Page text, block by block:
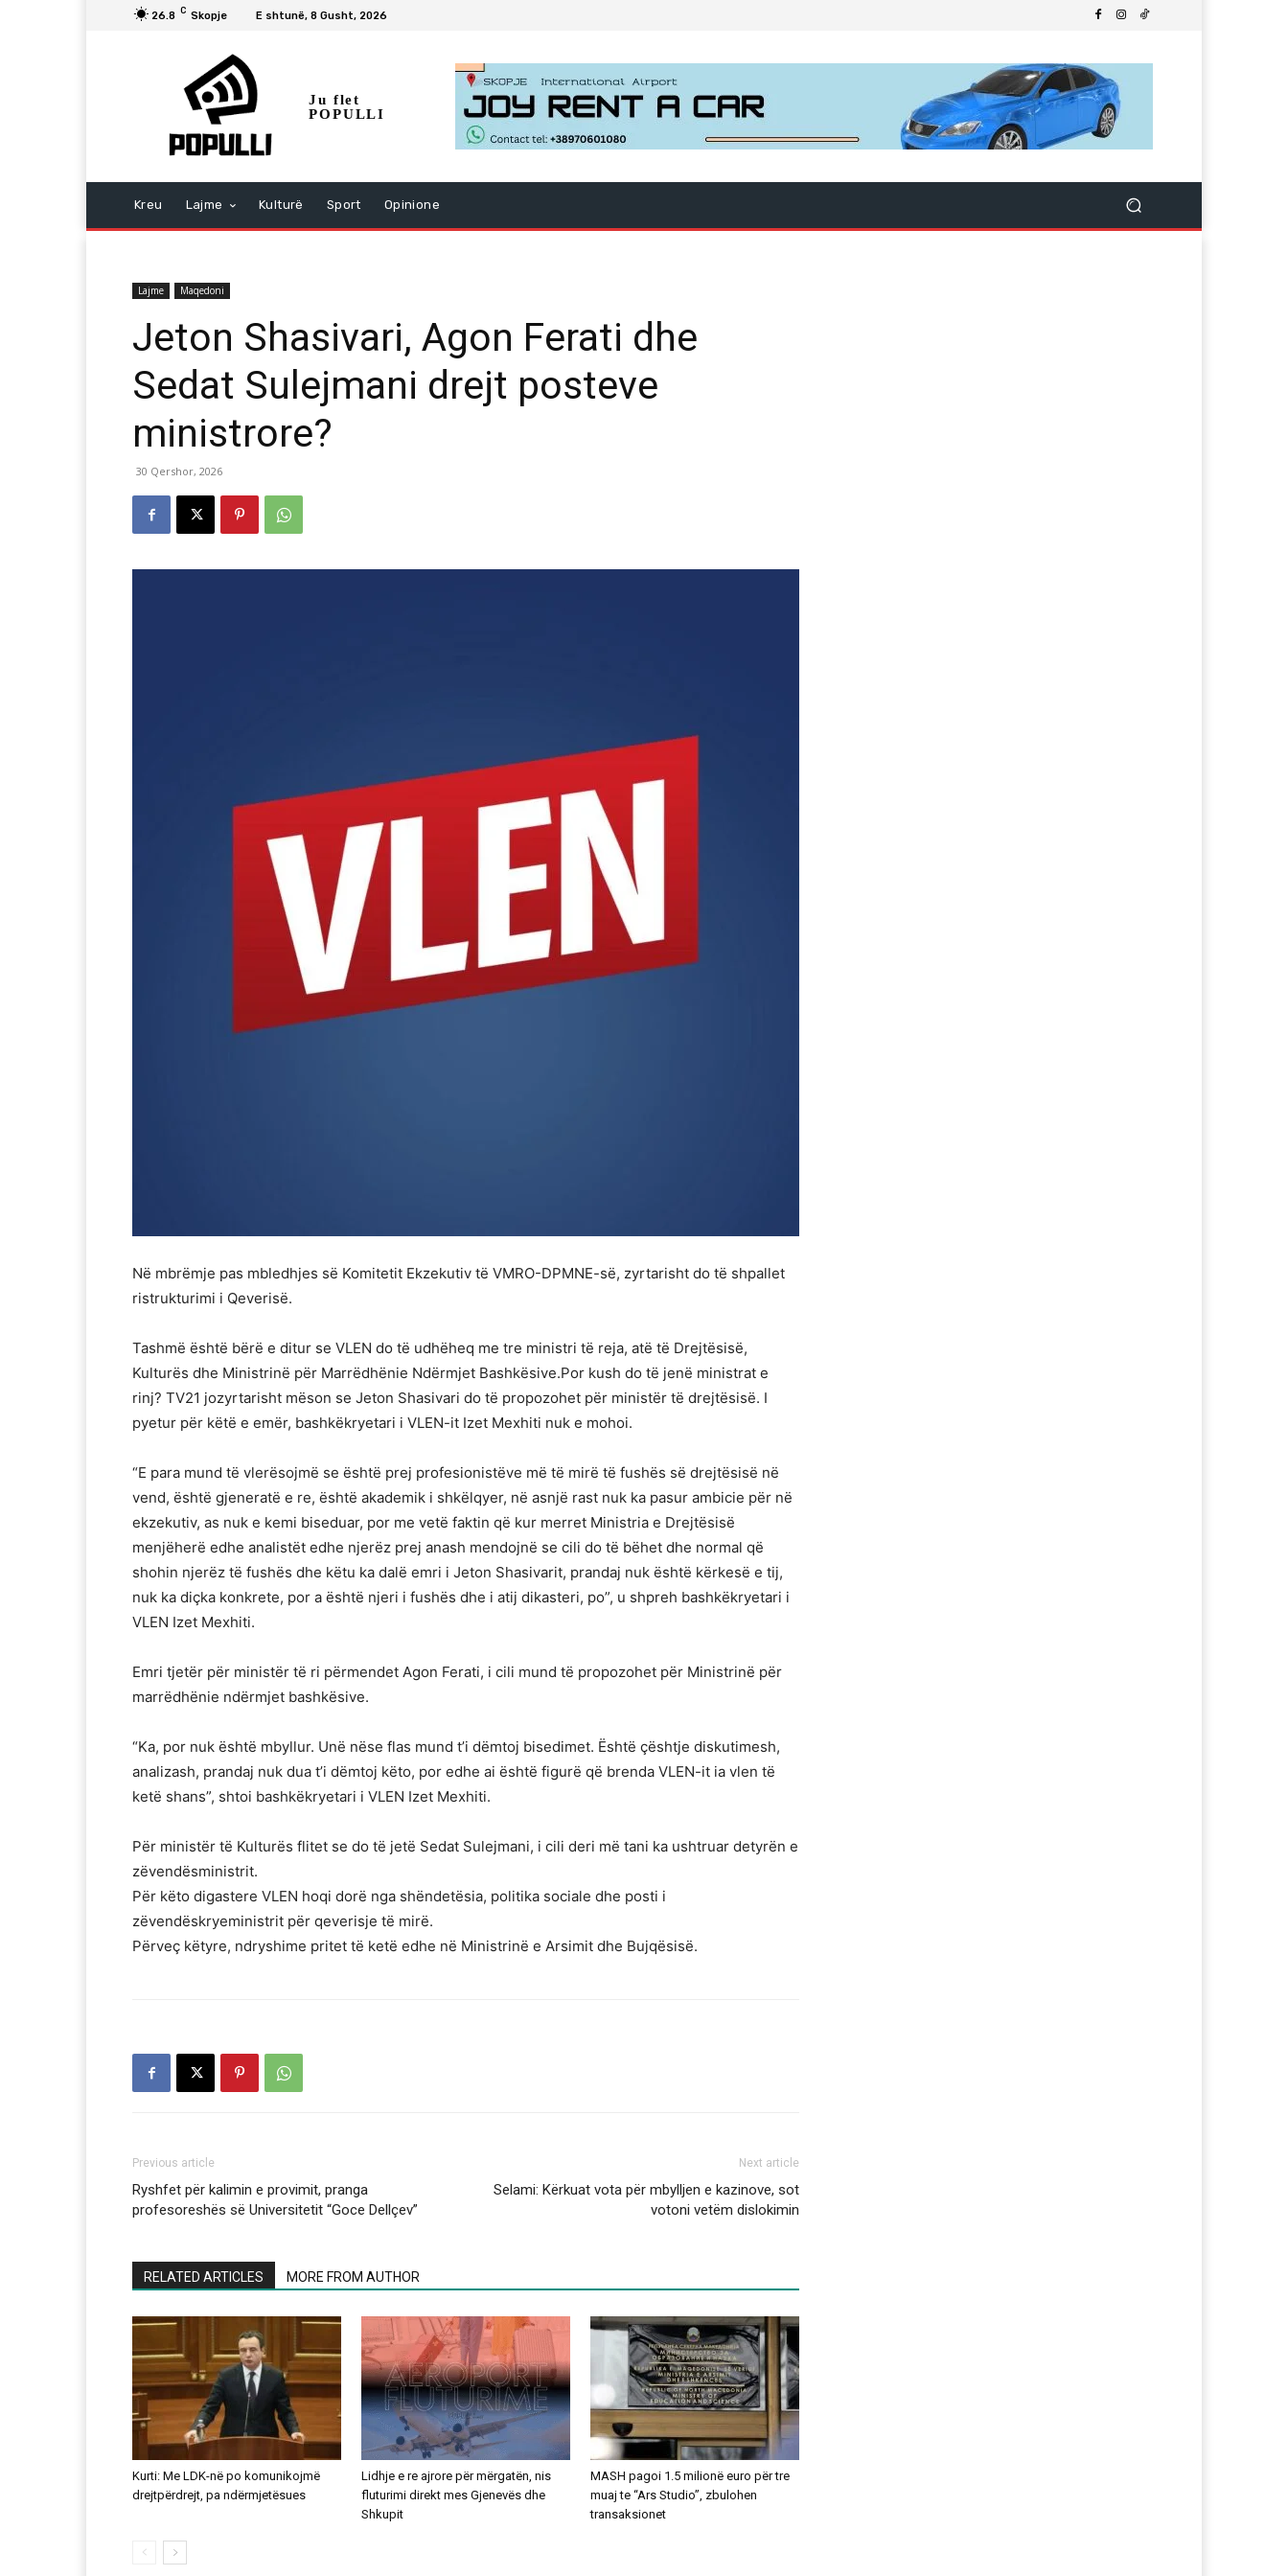
26.8 C Skopje E shtunë, 8 Gusht, 2026
Ju flet
POPULLI
Kreu Lajme Kulturë Sport Opinione
Lajme Maqedoni
Jeton Shasivari, Agon Ferati dhe
Sedat Sulejmani drejt posteve
ministrore?
30 Qershor, 2026
Në mbrëmje pas mbledhjes së Komitetit Ekzekutiv të VMRO-DPMNE-së, zyrtarisht do të shpallet
ristrukturimi i Qeverisë.
Tashmë është bërë e ditur se VLEN do të udhëheq me tre ministri të reja, atë të Drejtësisë,
Kulturës dhe Ministrinë për Marrëdhënie Ndërmjet Bashkësive.Por kush do të jenë ministrat e
rinj? TV21 jozyrtarisht mëson se Jeton Shasivari do të propozohet për ministër të drejtësisë. I
pyetur për këtë e emër, bashkëkryetari i VLEN-it Izet Mexhiti nuk e mohoi.
“E para mund të vlerësojmë se është prej profesionistëve më të mirë të fushës së drejtësisë në
vend, është gjeneratë e re, është akademik i shkëlqyer, në asnjë rast nuk ka pasur ambicie për në
ekzekutiv, as nuk e kemi biseduar, por me vetë faktin që kur merret Ministria e Drejtësisë
menjëherë edhe analistët edhe njerëz prej anash mendojnë se cili do të bëhet dhe normal që
shohin njerëz të fushës dhe këtu ka dalë emri i Jeton Shasivarit, prandaj nuk është kërkesë e tij,
nuk ka diçka konkrete, por a është njeri i fushës dhe i atij dikasteri, po”, u shpreh bashkëkryetari i
VLEN Izet Mexhiti.
Emri tjetër për ministër të ri përmendet Agon Ferati, i cili mund të propozohet për Ministrinë për
marrëdhënie ndërmjet bashkësive.
“Ka, por nuk është mbyllur. Unë nëse flas mund t’i dëmtoj bisedimet. Është çështje diskutimesh,
analizash, prandaj nuk dua t’i dëmtoj këto, por edhe ai është figurë që brenda VLEN-it ia vlen të
ketë shans”, shtoi bashkëkryetari i VLEN Izet Mexhiti.
Për ministër të Kulturës flitet se do të jetë Sedat Sulejmani, i cili deri më tani ka ushtruar detyrën e
zëvendësministrit.
Për këto digastere VLEN hoqi dorë nga shëndetësia, politika sociale dhe posti i
zëvendëskryeministrit për qeverisje të mirë.
Përveç këtyre, ndryshime pritet të ketë edhe në Ministrinë e Arsimit dhe Bujqësisë.
Previous article
Ryshfet për kalimin e provimit, pranga
profesoreshës së Universitetit “Goce Dellçev”
Next article
Selami: Kërkuat vota për mbylljen e kazinove, sot
votoni vetëm dislokimin
RELATED ARTICLES MORE FROM AUTHOR
Kurti: Me LDK-në po komunikojmë
drejtpërdrejt, pa ndërmjetësues
Lidhje e re ajrore për mërgatën, nis
fluturimi direkt mes Gjenevës dhe
Shkupit
MASH pagoi 1.5 milionë euro për tre
muaj te “Ars Studio”, zbulohen
transaksionet